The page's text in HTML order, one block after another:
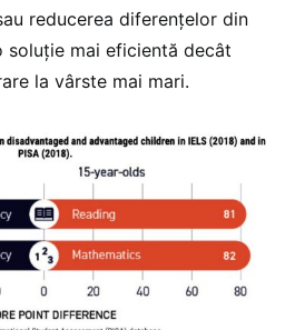
reducerea diferențelor din
soluție mai eficientă decât
la vârste mai mari.